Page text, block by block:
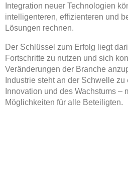
Integration neuer Technologien
intelligenteren, effizienteren und
Lösungen rechnen.
Der Schlüssel zum Erfolg liegt
Fortschritte zu nutzen und sich
Veränderungen der Branche
Industrie steht an der Schwelle
Innovation und des Wachstums –
Möglichkeiten für alle Beteiligten.